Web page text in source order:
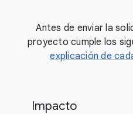
Antes de enviar la
proyecto cumple los
explicación de
Impacto